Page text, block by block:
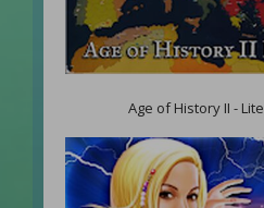
Age of History II - Lite